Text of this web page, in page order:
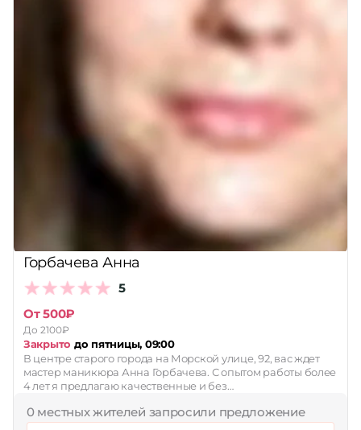
Стоимость услуг:
Принимает сертификаты
Применить
Сбросить
Горбачева Анна
5
От 500₽
До 2100₽
Закрыто до пятницы, 09:00
В центре старого города на Морской улице, 92, вас ждет
мастер маникюра Анна Горбачева. С опытом работы более
4 лет я предлагаю качественные и без…
0 местных жителей запросили предложение